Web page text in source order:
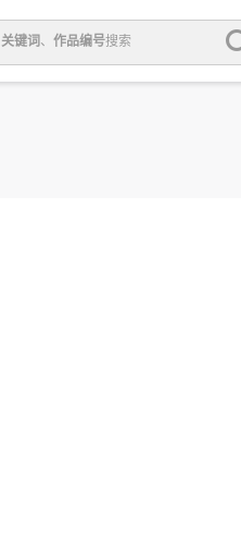
关键词 、 作品编号搜索